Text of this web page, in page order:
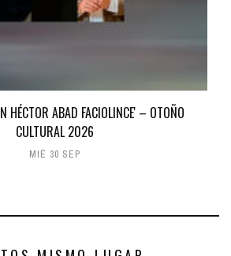
HÉCTOR ABAD FACIOLINCE' – OTOÑO
CULTURAL 2026
MIÉ 30 SEP